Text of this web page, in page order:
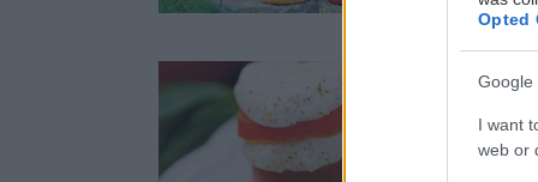
Opted
Google
I want
web or